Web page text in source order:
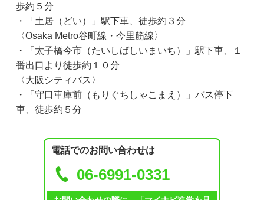
歩約５分
・「土居（どい）」駅下車、徒歩約３分
〈Osaka Metro谷町線・今里筋線〉
・「太子橋今市（たいしばしいまいち）」駅下車、１
番出口より徒歩約１０分
〈大阪シティバス〉
・「守口車庫前（もりぐちしゃこまえ）」バス停下
車、徒歩約５分
電話でのお問い合わせは
06-6991-0331